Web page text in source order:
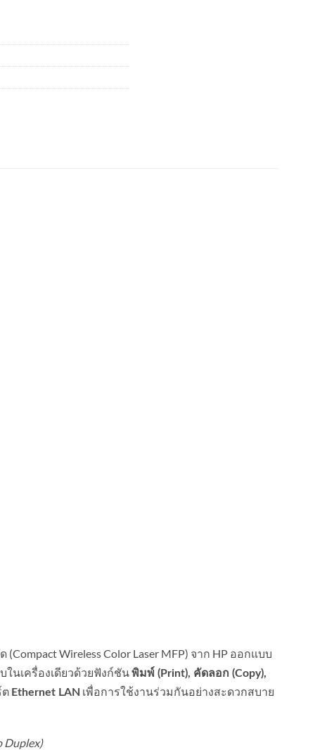
Wireless Color Laser MFP) จาก HP ออกแบบ
นเครื่องเดียวด้วยฟังก์ชันพิมพ์ (Print), คัดลอก (Copy),
ต Ethernet LAN เพื่อการใช้งานร่วมกันอย่างสะดวกสบาย